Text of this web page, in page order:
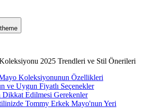
2025 Trendleri ve Stil Önerileri
Koleksiyonunun Özellikleri
ve Uygun Fiyatlı Seçenekler
Dikkat Edilmesi Gerekenler
Tommy Erkek Mayo'nun Yeri